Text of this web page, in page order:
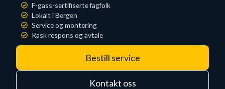
F-gass-sertifiserte fagfolk
Lokalt i Bergen
Service og montering
Rask respons og avtale
Bestill service
Kontakt oss